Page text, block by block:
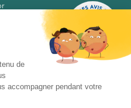
2780 AVIS
9.7/10
de
accompagner pendant votre